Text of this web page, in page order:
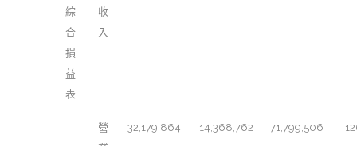
綜
合
損
益
表
收
入
營
32,179,864 14,368,762 71,799,506